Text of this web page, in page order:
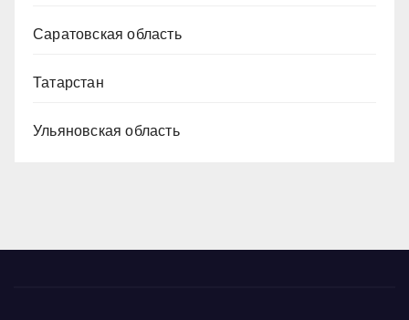
Саратовская область
Татарстан
Ульяновская область